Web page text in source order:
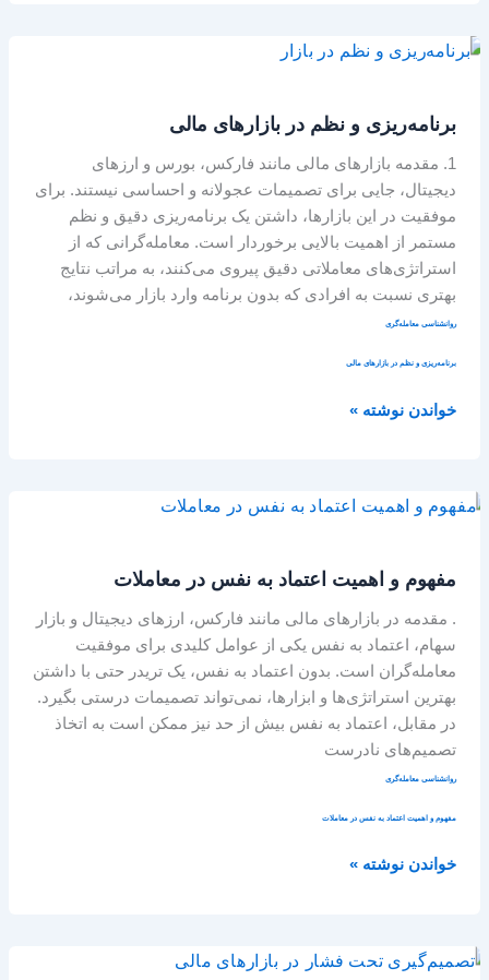
برنامه‌ریزی و نظم در بازارهای مالی
1. مقدمه بازارهای مالی مانند فارکس، بورس و ارزهای
دیجیتال، جایی برای تصمیمات عجولانه و احساسی نیستند. برای
موفقیت در این بازارها، داشتن یک برنامه‌ریزی دقیق و نظم
مستمر از اهمیت بالایی برخوردار است. معامله‌گرانی که از
استراتژی‌های معاملاتی دقیق پیروی می‌کنند، به مراتب نتایج
بهتری نسبت به افرادی که بدون برنامه وارد بازار می‌شوند،
روانشناسی معامله‌گری
برنامه‌ریزی و نظم در بازارهای مالی
برنامه‌ریزی
در
بازارهای
خواندن نوشته »
مفهوم و اهمیت اعتماد به نفس در معاملات
. مقدمه در بازارهای مالی مانند فارکس، ارزهای دیجیتال و بازار
سهام، اعتماد به نفس یکی از عوامل کلیدی برای موفقیت
معامله‌گران است. بدون اعتماد به نفس، یک تریدر حتی با داشتن
بهترین استراتژی‌ها و ابزارها، نمی‌تواند تصمیمات درستی بگیرد.
در مقابل، اعتماد به نفس بیش از حد نیز ممکن است به اتخاذ
تصمیم‌های نادرست
روانشناسی معامله‌گری
مفهوم و اهمیت اعتماد به نفس در معاملات
مفهوم
اعتماد
نفس
معاملات
خواندن نوشته »
تصمیم‌گیری